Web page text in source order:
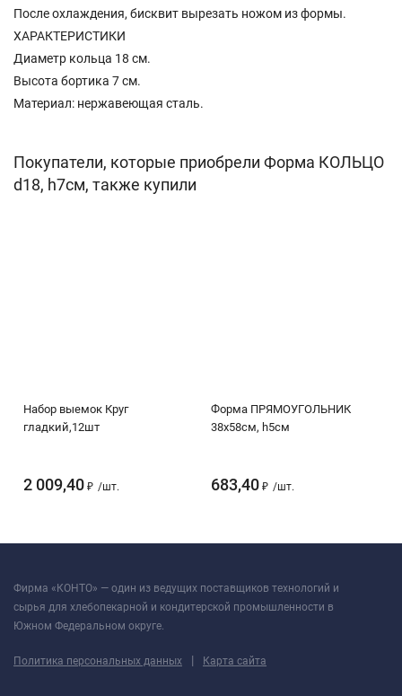
После охлаждения, бисквит вырезать ножом из формы.
ХАРАКТЕРИСТИКИ
Диаметр кольца 18 см.
Высота бортика 7 см.
Материал: нержавеющая сталь.
Покупатели, которые приобрели Форма КОЛЬЦО
d18, h7см, также купили
Набор выемок Круг
гладкий,12шт
2 009,40 ₽ /шт.
Форма ПРЯМОУГОЛЬНИК
38х58см, h5см
683,40 ₽ /шт.
Фирма «КОНТО» — один из ведущих поставщиков технологий и
сырья для хлебопекарной и кондитерской промышленности в
Южном Федеральном округе.
Политика персональных данных | Карта сайта